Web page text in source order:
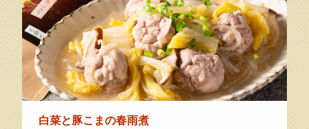
白菜と豚こまの春雨煮